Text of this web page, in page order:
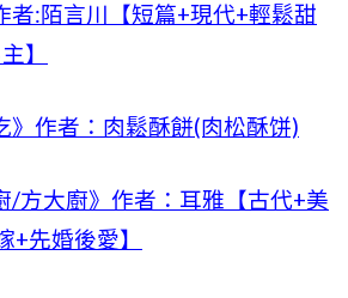
者:陌言川【短篇+現代+輕鬆甜
】
》作者：肉鬆酥餅(肉松酥饼)
/方大廚》作者：耳雅【古代+美
+先婚後愛】